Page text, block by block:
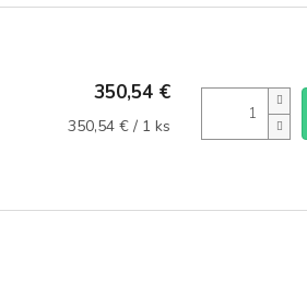
350,54 €
Jednotková
350,54 € / 1 ks